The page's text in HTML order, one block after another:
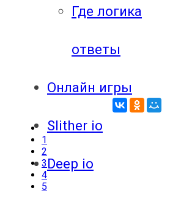
Где логика
ответы
Онлайн игры
Slither io
Deep io
1
2
3
4
5